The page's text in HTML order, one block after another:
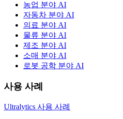
농업 분야 AI
자동차 분야 AI
의료 분야 AI
물류 분야 AI
제조 분야 AI
소매 분야 AI
로봇 공학 분야 AI
사용 사례
Ultralytics 사용 사례